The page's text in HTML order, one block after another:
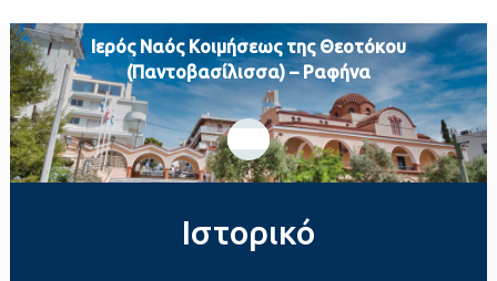
Ιερός Ναός Κοιμήσεως της Θεοτόκου
(Παντοβασίλισσα) – Ραφήνα
Ιστορικό